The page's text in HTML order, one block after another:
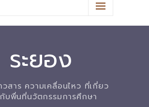
ฐานข้อมูลและมาตรฐานการแลกเปลี่ยนข้อมูล
กษานำร่อง
ระยอง
สาร ความเคลื่อนไหว ที่เกี่ยว
บพื่นที่นวัตกรรมการศึกษา